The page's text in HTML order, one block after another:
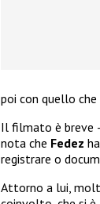
poi con quello che
Il filmato è breve
nota che Fedez
registrare o
Attorno a lui,